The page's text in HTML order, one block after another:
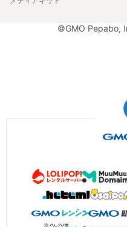
©GMO Pepabo,